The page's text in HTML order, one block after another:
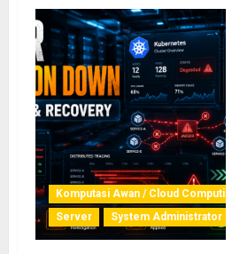
Komputasi Awan / Cloud Computing
Server
System Administrator